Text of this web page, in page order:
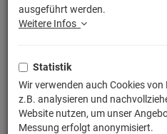
ausgeführt werden.
Weitere Infos
Statistik
Wir verwenden auch Cookies
z.B. analysieren und
Website nutzen, um unser
Messung erfolgt anonymisiert.